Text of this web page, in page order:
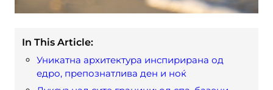
In This Article:
Уникатна архитектура инспирирана од
едро, препознатлива ден и ноќ